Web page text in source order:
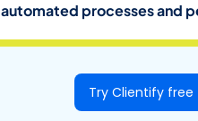
automated processes and
Try Clientify free